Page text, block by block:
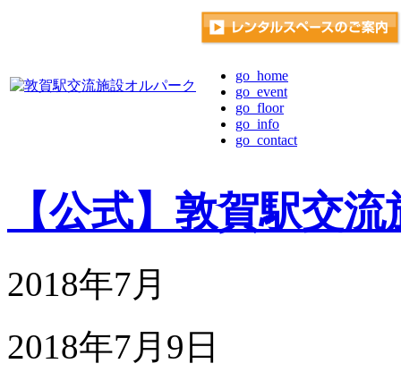
go_home
go_event
go_floor
go_info
go_contact
【公式】敦賀駅交
2018年7月
2018年7月9日